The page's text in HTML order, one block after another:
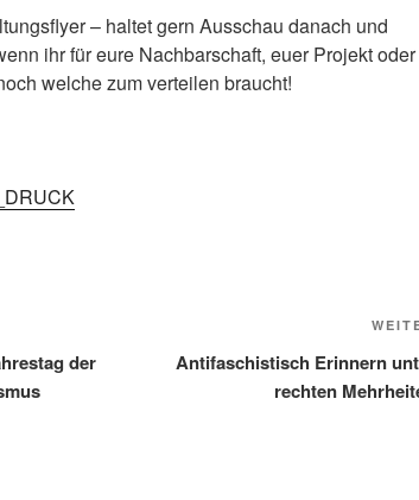
– haltet gern Ausschau danach und
ihr für eure Nachbarschaft, euer Projekt oder
welche zum verteilen braucht!
der
Antifaschistisch Erinnern
rechten